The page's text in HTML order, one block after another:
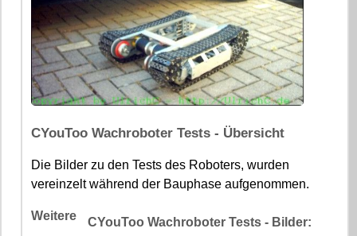
CYouToo Wachroboter Tests - Übersicht
Die Bilder zu den Tests des Roboters, wurden
vereinzelt während der Bauphase aufgenommen.
CYouToo Wachroboter Tests - Bilder:
Weitere